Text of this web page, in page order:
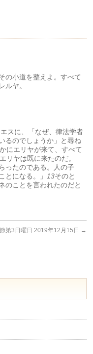
の小道を整えよ。すべて
ルヤ。
スに、「なぜ、律法学者
るのでしょうか」と尋ね
にエリヤが来て、すべて
リヤは既に来たのだ。
ったのである。人の子
とになる。」 13そのと
のことを言われたのだと
第3日曜日 2019年12月15日 →